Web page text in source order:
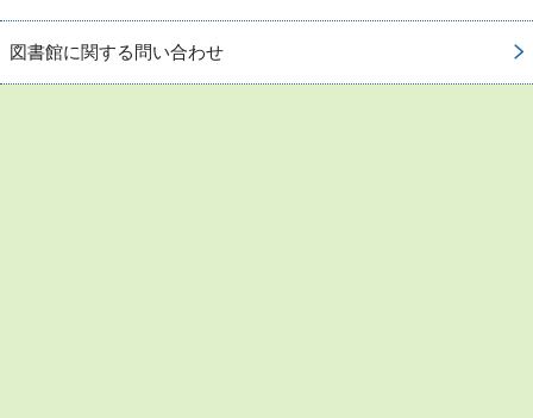
図書館に関する問い合わせ